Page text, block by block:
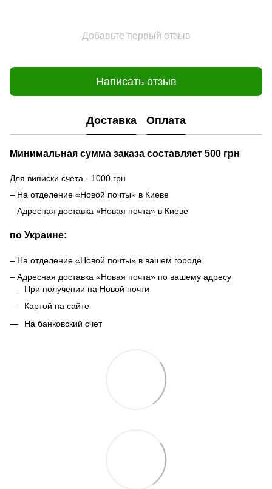
Добавьте первый отзыв
Написать отзыв
Доставка Оплата
Минимальная сумма заказа составляет 500 грн
Для виписки счета - 1000 грн
– На отделение «Новой почты» в Киеве
– Адресная доставка «Новая почта» в Киеве
по Украине:
– На отделение «Новой почты» в вашем городе
– Адресная доставка «Новая почта» по вашему адресу
При получении на Новой почти
Картой на сайте
На банковский счет